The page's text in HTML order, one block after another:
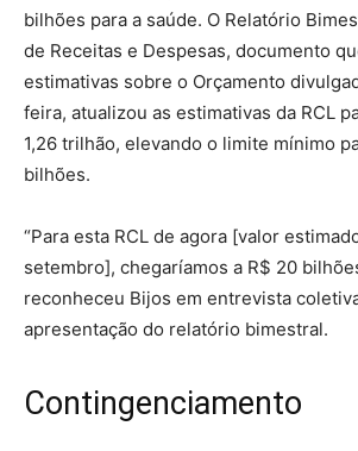
bilhões para a saúde. O Relatório
de Receitas e Despesas, documento
estimativas sobre o Orçamento
feira, atualizou as estimativas da RCL
1,26 trilhão, elevando o limite mínimo
bilhões.
“Para esta RCL de agora [valor
setembro], chegaríamos a R$ 20
reconheceu Bijos em entrevista
apresentação do relatório bimestral.
Contingenciamento